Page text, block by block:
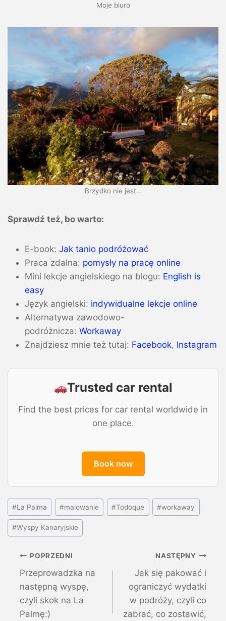
Moje biuro
Brzydko nie jest…
Sprawdź też, bo warto:
E-book: Jak tanio podróżować
Praca zdalna: pomysły na pracę online
Mini lekcje angielskiego na blogu: English is
easy
Język angielski: indywidualne lekcje online
Alternatywa zawodowo-
podróżnicza: Workaway
Znajdziesz mnie też tutaj: Facebook, Instagram
Trusted car rental
Find the best prices for car rental worldwide in
one place.
Book now
#La Palma #malowanie #Todoque #workaway
#Wyspy Kanaryjskie
POPRZEDNI
Przeprowadzka na
następną wyspę,
czyli skok na La
Palmę:)
NASTĘPNY
Jak się pakować i
ograniczyć wydatki
w podróży, czyli co
zabrać, co zostawić,